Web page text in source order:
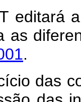
editará a
as
.
das